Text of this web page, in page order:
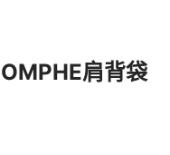
肩背袋